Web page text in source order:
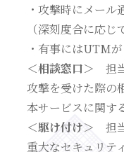
・攻撃時にメール
（深刻度合に応
・有事にはUTM
＜相談窓口＞ 担
攻撃を受けた際の
本サービスに関す
＜駆け付け＞ 担
重大なセキュリ